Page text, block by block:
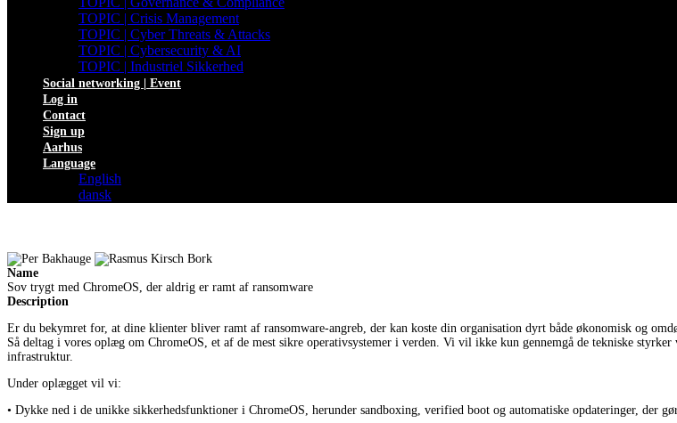
TOPIC | Crisis Management
TOPIC | Cyber Threats & Attacks
TOPIC | Cybersecurity & AI
TOPIC | Industriel Sikkerhed
Social networking | Event
Log in
Contact
Sign up
Aarhus
Language
English
dansk
Name
Sov trygt med ChromeOS, der aldrig er ramt af ransomware
Description
Er du bekymret for, at dine klienter bliver ramt af ransomware-angreb, der kan koste din organisation dyrt både økonomisk og
Så deltag i vores oplæg om ChromeOS, et af de mest sikre operativsystemer i verden. Vi vil ikke kun gennemgå de tekniske
infrastruktur.
Under oplægget vil vi:
• Dykke ned i de unikke sikkerhedsfunktioner i ChromeOS, herunder sandboxing, verified boot og automatiske opdateringer, der